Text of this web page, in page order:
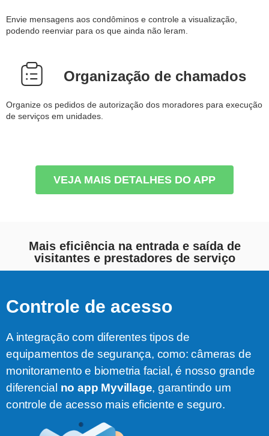
Envie mensagens aos condôminos e controle a visualização,
podendo reenviar para os que ainda não leram.
Organização de chamados
Organize os pedidos de autorização dos moradores para execução
de serviços em unidades.
VEJA MAIS DETALHES DO APP
Mais eficiência na entrada e saída de
visitantes e prestadores de serviço
Controle de acesso
A integração com diferentes tipos de
equipamentos de segurança, como: câmeras de
monitoramento e biometria facial, é nosso grande
diferencial no app Myvillage, garantindo um
controle de acesso mais eficiente e seguro.